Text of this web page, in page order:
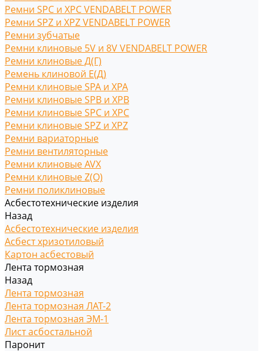
Ремни SPC и XPC VENDABELT POWER
Ремни SPZ и XPZ VENDABELT POWER
Ремни зубчатые
Ремни клиновые 5V и 8V VENDABELT POWER
Ремни клиновые Д(Г)
Ремень клиновой Е(Д)
Ремни клиновые SPA и XPA
Ремни клиновые SPB и XPB
Ремни клиновые SPC и XPC
Ремни клиновые SPZ и XPZ
Ремни вариаторные
Ремни вентиляторные
Ремни клиновые AVX
Ремни клиновые Z(O)
Ремни поликлиновые
Асбестотехнические изделия
Назад
Асбестотехнические изделия
Асбест хризотиловый
Картон асбестовый
Лента тормозная
Назад
Лента тормозная
Лента тормозная ЛАТ-2
Лента тормозная ЭМ-1
Лист асбостальной
Паронит